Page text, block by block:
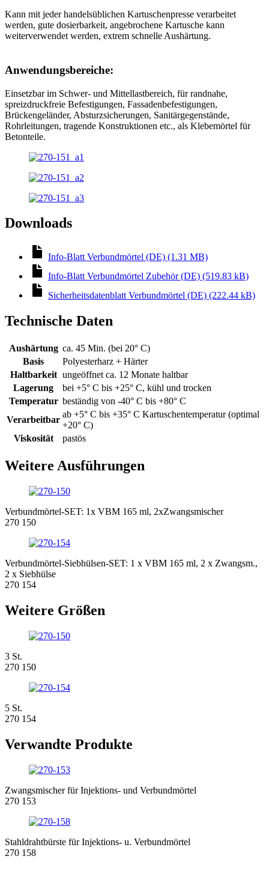
Kann mit jeder handelsüblichen Kartuschenpresse verarbeitet
werden, gute dosierbarkeit, angebrochene Kartusche kann
weiterverwendet werden, extrem schnelle Aushärtung.
Anwendungsbereiche:
Einsetzbar im Schwer- und Mittellastbereich, für randnahe,
spreizdruckfreie Befestigungen, Fassadenbefestigungen,
Brückengeländer, Absturzsicherungen, Sanitärgegenstände,
Rohrleitungen, tragende Konstruktionen etc., als Klebemörtel für
Betonteile.
Downloads
Info-Blatt Verbundmörtel (DE) (1.31 MB)
Info-Blatt Verbundmörtel Zubehör (DE) (519.83 kB)
Sicherheitsdatenblatt Verbundmörtel (DE) (222.44 kB)
Technische Daten
Aushärtung ca. 45 Min. (bei 20° C)
Basis
Polyesterharz + Härter
Haltbarkeit ungeöffnet ca. 12 Monate haltbar
Lagerung
bei +5° C bis +25° C, kühl und trocken
Temperatur beständig von -40° C bis +80° C
Verarbeitbar
ab +5° C bis +35° C Kartuschentemperatur (optimal
+20° C)
Viskosität
pastös
Weitere Ausführungen
Verbundmörtel-SET: 1x VBM 165 ml, 2xZwangsmischer
270 150
Verbundmörtel-Siebhülsen-SET: 1 x VBM 165 ml, 2 x Zwangsm.,
2 x Siebhülse
270 154
Weitere Größen
3 St.
270 150
5 St.
270 154
Verwandte Produkte
Zwangsmischer für Injektions- und Verbundmörtel
270 153
Stahldrahtbürste für Injektions- u. Verbundmörtel
270 158